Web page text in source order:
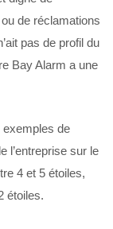
de réclamations
pas de profil du
Bay Alarm a une
exemples de
l’entreprise sur le
4 et 5 étoiles,
étoiles.